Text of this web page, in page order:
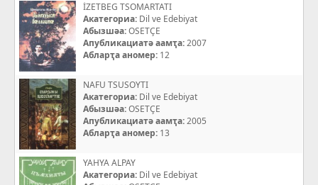
İZETBEG TSOMARTATI
Акатегориа: Dil ve Edebiyat
Абызшәа:OSETÇE
Апубликациатә аамҭа:2007
Абларҭа аномер: 12
NAFU TSUSOYTI
Акатегориа: Dil ve Edebiyat
Абызшәа:OSETÇE
Апубликациатә аамҭа:2005
Абларҭа аномер: 13
YAHYA ALPAY
Акатегориа: Dil ve Edebiyat